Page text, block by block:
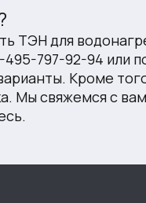
ТЭН для
495-797-92-94
Кроме
Мы свяжемся с